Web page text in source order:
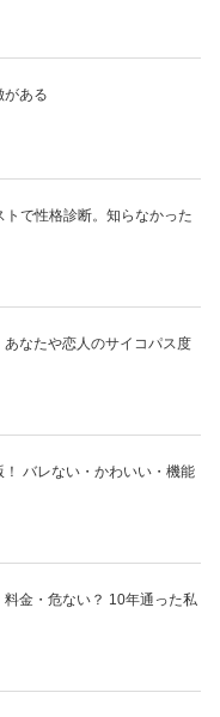
がある
トで性格診断。知らなかった
あなたや恋人のサイコパス度
バレない・かわいい・機能
料金・危ない？ 10年通った私